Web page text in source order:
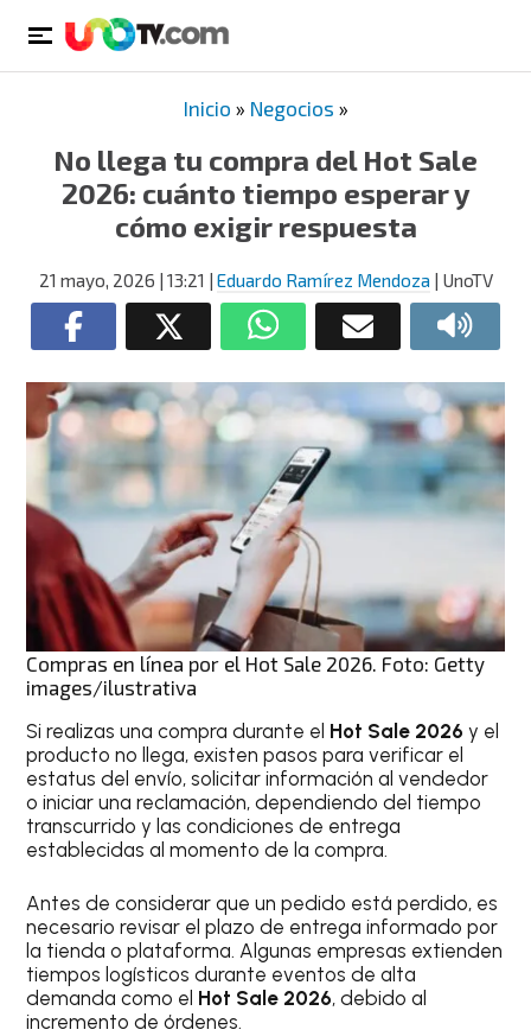
Inicio » Negocios »
No llega tu compra del Hot Sale
2026: cuánto tiempo esperar y
cómo exigir respuesta
21 mayo, 2026 | 13:21 | Eduardo Ramírez Mendoza | UnoTV
Compras en línea por el Hot Sale 2026. Foto: Getty
images/ilustrativa
Si realizas una compra durante el Hot Sale 2026 y el
producto no llega, existen pasos para verificar el
estatus del envío, solicitar información al vendedor
o iniciar una reclamación, dependiendo del tiempo
transcurrido y las condiciones de entrega
establecidas al momento de la compra.
Antes de considerar que un pedido está perdido, es
necesario revisar el plazo de entrega informado por
la tienda o plataforma. Algunas empresas extienden
tiempos logísticos durante eventos de alta
demanda como el Hot Sale 2026, debido al
incremento de órdenes.